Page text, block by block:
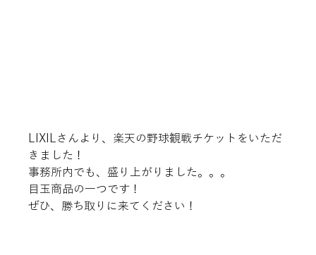
LIXILさんより、楽天の野球観戦チケットをいただ
きました！
事務所内でも、盛り上がりました。。。
目玉商品の一つです！
ぜひ、勝ち取りに来てください！